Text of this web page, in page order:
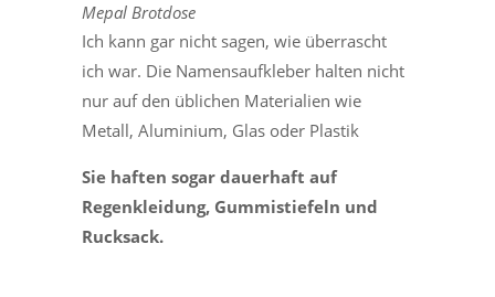
Mepal Brotdose
Ich kann gar nicht sagen, wie überrascht
ich war. Die Namensaufkleber halten nicht
nur auf den üblichen Materialien wie
Metall, Aluminium, Glas oder Plastik
Sie haften sogar dauerhaft auf
Regenkleidung, Gummistiefeln und
Rucksack.